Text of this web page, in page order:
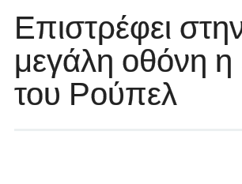
Επιστρέφει
μεγάλη οθόνη η
του Ρούπελ